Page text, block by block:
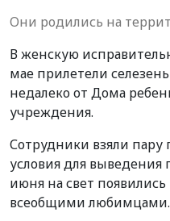
Они родились на
В женскую
мае прилетели
недалеко от Дома
учреждения.
Сотрудники взяли пару
условия для
июня на свет появились
всеобщими любимцами.